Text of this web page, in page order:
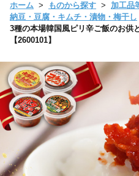
ホーム ものから探す
加工品
納豆・豆腐・キムチ・漬物・梅干し
3種の本場韓国風ピリ辛ご飯のお供
【2600101】